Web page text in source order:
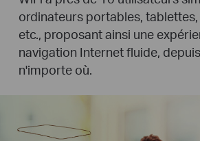
ordinateurs portables,
etc., proposant ainsi une
navigation Internet fluide,
n'importe où.